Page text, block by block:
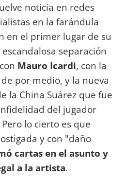
noticia en redes
en la farándula
en el primer lugar de su
separación
Mauro Icardi, con la
por medio, y la nueva
la China Suárez que fue
del jugador
lo cierto es que
y con "daño
cartas en el asunto y
a la artista.